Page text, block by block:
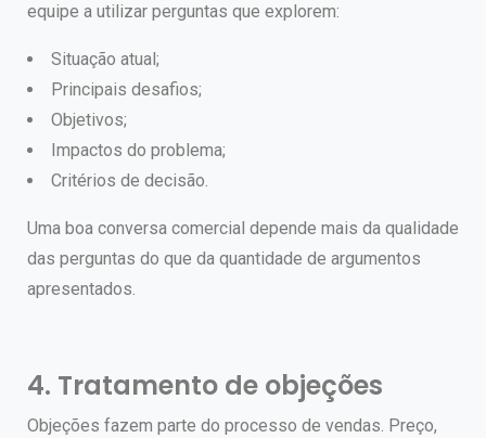
equipe a utilizar perguntas que explorem:
Situação atual;
Principais desafios;
Objetivos;
Impactos do problema;
Critérios de decisão.
Uma boa conversa comercial depende mais da qualidade
das perguntas do que da quantidade de argumentos
apresentados.
4. Tratamento de objeções
Objeções fazem parte do processo de vendas. Preço,